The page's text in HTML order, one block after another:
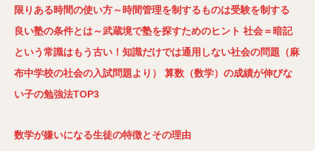
限りある時間の使い方～時間管理を制するものは受験を制する
良い塾の条件とは～武蔵境で塾を探すためのヒント 社会＝暗記
という常識はもう古い！知識だけでは通用しない社会の問題（麻
布中学校の社会の入試問題より）
算数（数学）の成績が伸びな
い子の勉強法TOP3
数学が嫌いになる生徒の特徴とその理由